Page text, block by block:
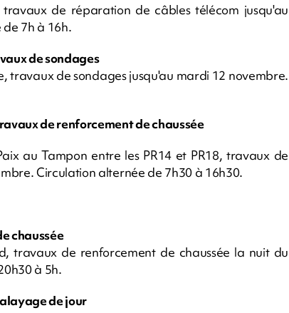
de réparation de câbles télécom jusqu'au
7h à 16h.
de sondages
travaux de sondages jusqu'au mardi 12 novembre.
de renforcement de chaussée
au Tampon entre les PR14 et PR18, travaux de
Circulation alternée de 7h30 à 16h30.
chaussée
travaux de renforcement de chaussée la nuit du
à 5h.
de jour